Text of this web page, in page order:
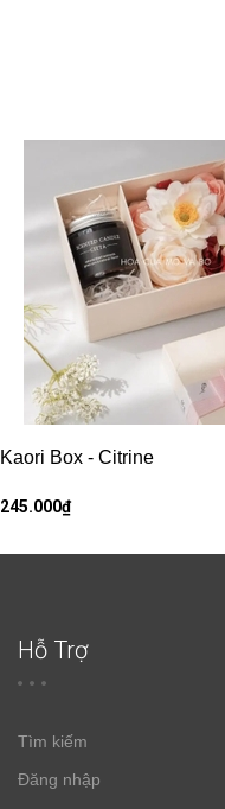
Kaori Box - Citrine
245.000₫
Hỗ Trợ
Tìm kiếm
Đăng nhập